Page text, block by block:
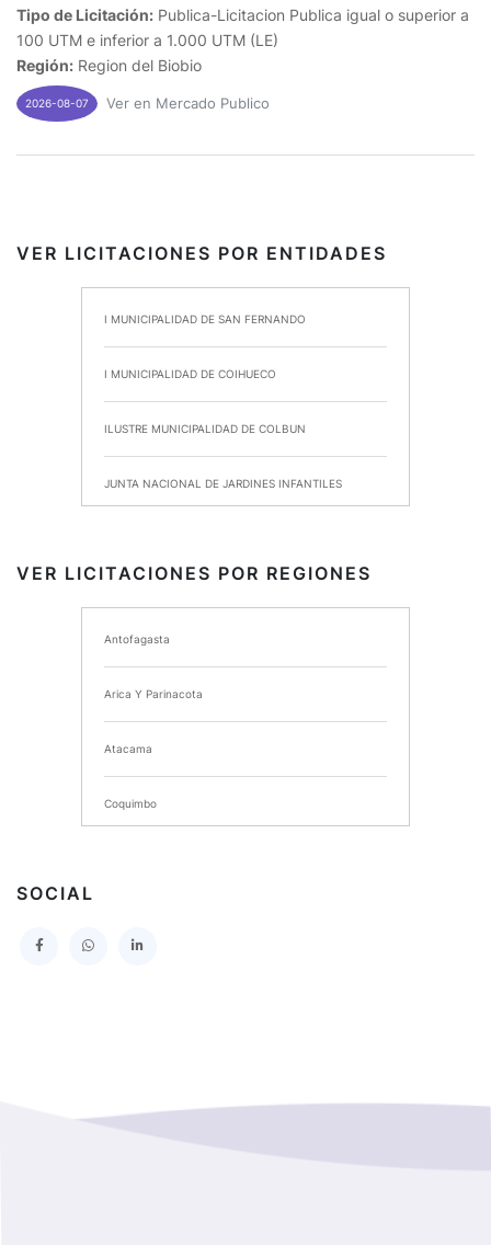
Tipo de Licitación: Publica-Licitacion Publica igual o superior a
100 UTM e inferior a 1.000 UTM (LE)
Región: Region del Biobio
2026-08-07 Ver en Mercado Publico
VER LICITACIONES POR ENTIDADES
I MUNICIPALIDAD DE SAN FERNANDO
I MUNICIPALIDAD DE COIHUECO
ILUSTRE MUNICIPALIDAD DE COLBUN
JUNTA NACIONAL DE JARDINES INFANTILES
I MUNICIPALIDAD DE CHIMBARONGO
INSTITUTO NACIONAL DE DEPORTES DE CHILE
SERVICIO DE SALUD DEL MAULE HOSPITAL DE
TALCA
I MUNICIPALIDAD DE PROVIDENCIA
SERVICIO DE SALUD TALCAHUANO HOSPITAL DE
GOBERNACION PROVINCIAL DE TALCA
VER LICITACIONES POR REGIONES
Antofagasta
Arica Y Parinacota
Atacama
Coquimbo
SOCIAL